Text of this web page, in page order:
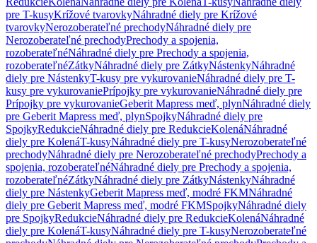
pre T-kusyKrížové tvarovkyNáhradné diely pre Krížové
tvarovkyNerozoberateľné prechodyNáhradné diely pre
Nerozoberateľné prechodyPrechody a spojenia,
rozoberateľnéNáhradné diely pre Prechody a spojenia,
rozoberateľnéZátkyNáhradné diely pre ZátkyNástenkyNáhradné
diely pre NástenkyT-kusy pre vykurovanieNáhradné diely pre T-
kusy pre vykurovaniePrípojky pre vykurovanieNáhradné diely pre
Prípojky pre vykurovanieGeberit Mapress meď, plynNáhradné diely
pre Geberit Mapress meď, plynSpojkyNáhradné diely pre
SpojkyRedukcieNáhradné diely pre RedukcieKolenáNáhradné
diely pre KolenáT-kusyNáhradné diely pre T-kusyNerozoberateľné
prechodyNáhradné diely pre Nerozoberateľné prechodyPrechody a
spojenia, rozoberateľnéNáhradné diely pre Prechody a spojenia,
rozoberateľnéZátkyNáhradné diely pre ZátkyNástenkyNáhradné
diely pre NástenkyGeberit Mapress meď, modré FKMNáhradné
diely pre Geberit Mapress meď, modré FKMSpojkyNáhradné diely
pre SpojkyRedukcieNáhradné diely pre RedukcieKolenáNáhradné
diely pre KolenáT-kusyNáhradné diely pre T-kusyNerozoberateľné